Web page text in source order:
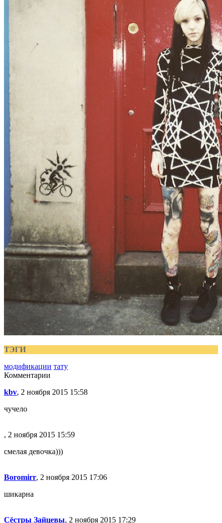
ТЭГИ
модификации тату
Комментарии
kbv, 2 ноября 2015 15:58
чучело
, 2 ноября 2015 15:59
смелая девочка)))
Boromirr, 2 ноября 2015 17:06
шикарна
Сёстры Зайцевы, 2 ноября 2015 17:29